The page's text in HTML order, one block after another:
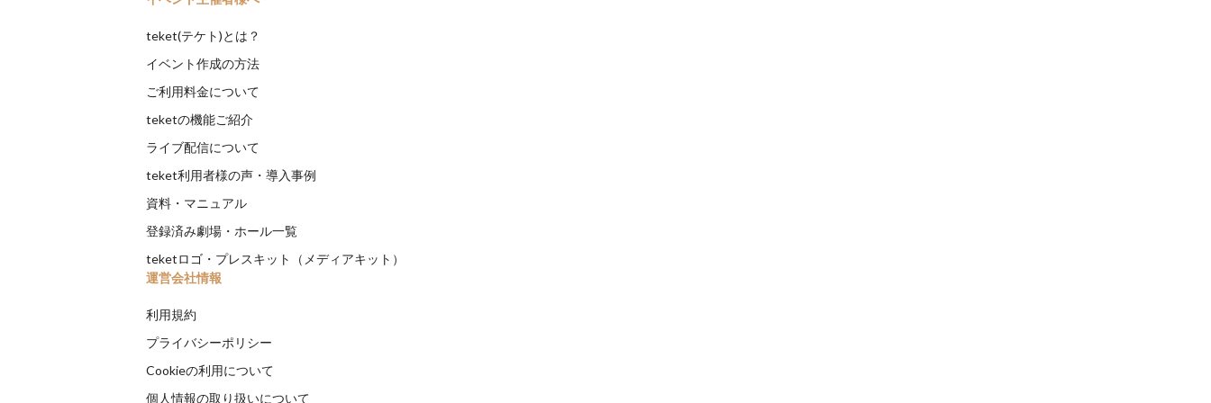
teket(テケト)とは？
イベント作成の方法
ご利用料金について
teketの機能ご紹介
ライブ配信について
teket利用者様の声・導入事例
資料・マニュアル
登録済み劇場・ホール一覧
teketロゴ・プレスキット（メディアキット）
運営会社情報
利用規約
プライバシーポリシー
Cookieの利用について
個人情報の取り扱いについて